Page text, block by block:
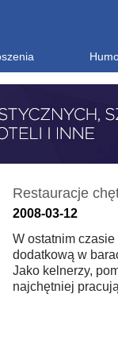
Restauracje
2008-03-12
W ostatnim czasie
dodatkową w
Jako kelnerzy,
najchętniej